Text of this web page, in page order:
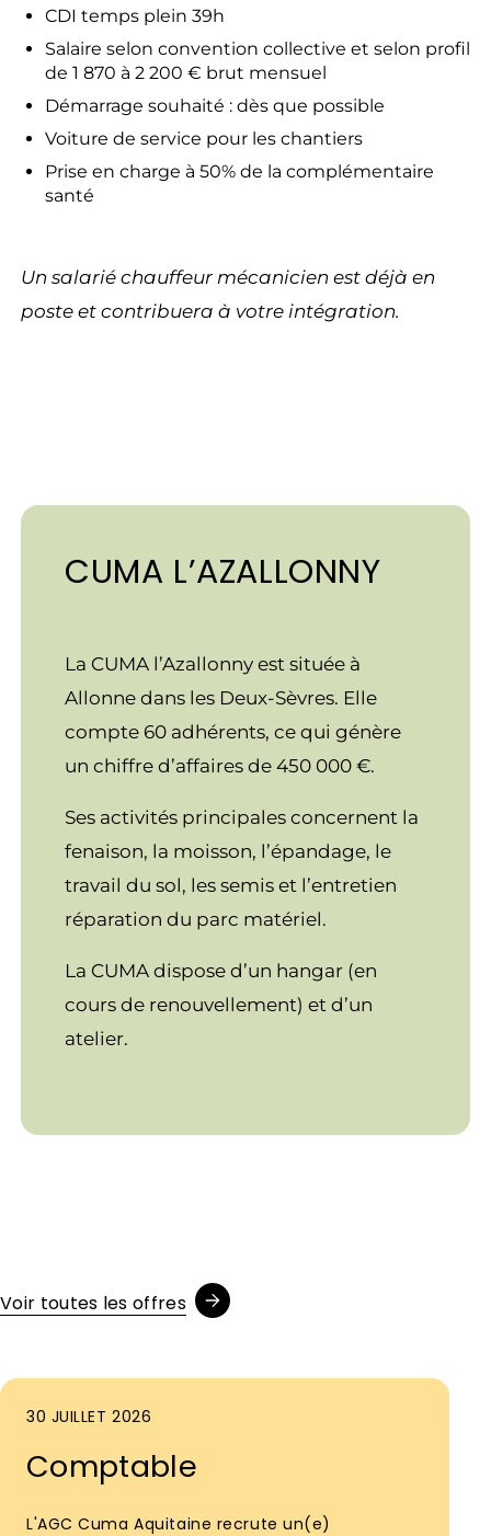
CDI temps plein 39h
Salaire selon convention collective et selon profil
de 1 870 à 2 200 € brut mensuel
Démarrage souhaité : dès que possible
Voiture de service pour les chantiers
Prise en charge à 50% de la complémentaire
santé
Un salarié chauffeur mécanicien est déjà en
poste et contribuera à votre intégration.
CUMA L’AZALLONNY
La CUMA l’Azallonny est située à
Allonne dans les Deux-Sèvres. Elle
compte 60 adhérents, ce qui génère
un chiffre d’affaires de 450 000 €.
Ses activités principales concernent la
fenaison, la moisson, l’épandage, le
travail du sol, les semis et l’entretien
réparation du parc matériel.
La CUMA dispose d’un hangar (en
cours de renouvellement) et d’un
atelier.
Voir toutes les offres
30 JUILLET 2026
Comptable
L'AGC Cuma Aquitaine recrute un(e)